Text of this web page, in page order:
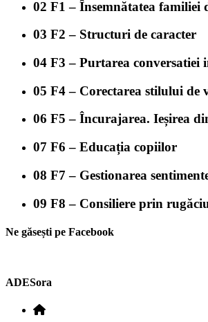
02 F1 – Însemnătatea familiei
03 F2 – Structuri de caracter
04 F3 – Purtarea conversatiei
05 F4 – Corectarea stilului de
06 F5 – Încurajarea. Ieșirea
07 F6 – Educația copiilor
08 F7 – Gestionarea
09 F8 – Consiliere prin
Ne găsești pe Facebook
ADESora